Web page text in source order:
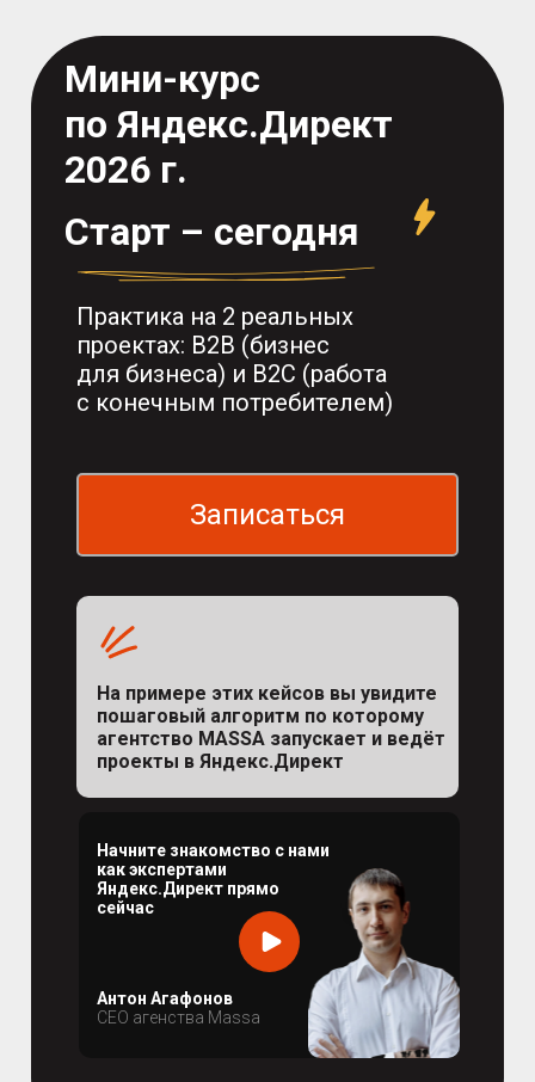
Мини-курс
по Яндекс.Директ
2026 г.
Старт – сегодня
Практика на 2 реальных
проектах: B2B (бизнес
для бизнеса) и B2C (работа
с конечным потребителем)
Записаться
На примере этих кейсов вы увидите
пошаговый алгоритм по которому
агентство MASSA запускает и ведёт
проекты в Яндекс.Директ
Начните знакомство с нами
как экспертами
Яндекс.Директ прямо
сейчас
Антон Агафонов
CEO агенства Massa